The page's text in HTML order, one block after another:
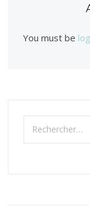
You must be
Rechercher :